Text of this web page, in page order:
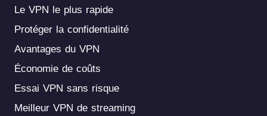
Le VPN le plus rapide
Protéger la confidentialité
Avantages du VPN
Économie de coûts
Essai VPN sans risque
Meilleur VPN de streaming